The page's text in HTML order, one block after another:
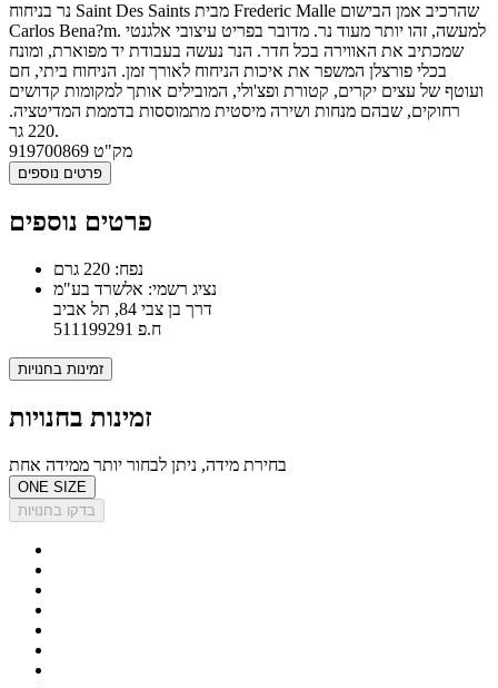
נר בניחוח Saint Des Saints מבית Frederic Malle שהרכיב אמן הבישום
Carlos Bena?m. למעשה, זהו יותר מעוד נר. מדובר בפריט עיצובי אלגנטי
שמכתיב את האווירה בכל חדר. הנר נעשה בעבודת יד מפוארת, ומונח
בכלי פורצלן המשפר את איכות הניחוח לאורך זמן. הניחוח ביתי, חם
ועוטף של עצים יקרים, קטורת ופצ'ולי, המובילים אותך למקומות קדושים
רחוקים, שבהם מנחות ושירה מיסטית מתמוססות בדממת המדיטציה.
220 גר.
מק"ט 919700869
פרטים נוספים
פרטים נוספים
נפח: 220 גרם
נציג רשמי: אלשרד בע"מ
דרך בן צבי 84, תל אביב
ח.פ 511199291
זמינות בחנויות
זמינות בחנויות
בחירת מידה, ניתן לבחור יותר ממידה אחת
ONE SIZE
בדקו בחנויות